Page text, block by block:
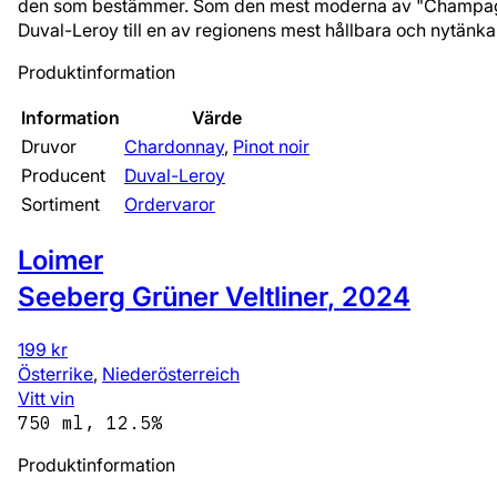
den som bestämmer. Som den mest moderna av
Duval-Leroy till en av regionens mest hållbara och
Produktinformation
Information
Värde
Druvor
Chardonnay, Pinot noir
Producent
Duval-Leroy
Sortiment
Ordervaror
Loimer
Seeberg Grüner Veltliner, 2024
199 kr
Österrike, Niederösterreich
Vitt vin
750 ml, 12.5%
Produktinformation